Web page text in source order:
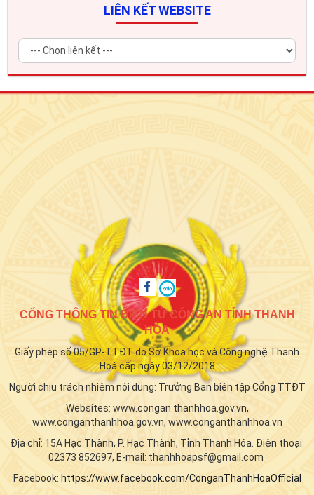
LIÊN KẾT WEBSITE
CỔNG THÔNG TIN ĐIỆN TỬ CÔNG AN TỈNH THANH
HÓA
Giấy phép số 05/GP-TTĐT do Sở Khoa học và Công nghệ Thanh
Hoá cấp ngày 03/12/2018
Người chịu trách nhiệm nội dung: Trưởng Ban biên tập Cổng TTĐT
Websites: www.congan.thanhhoa.gov.vn,
www.conganthanhhoa.gov.vn, www.conganthanhhoa.vn
Địa chỉ: 15A Hạc Thành, P. Hạc Thành, Tỉnh Thanh Hóa. Điện thoại:
02373 852697, E-mail: thanhhoapsf@gmail.com
Facebook: https://www.facebook.com/ConganThanhHoaOfficial